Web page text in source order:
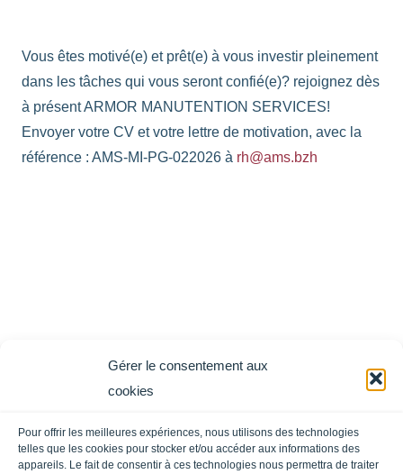
Gérer le consentement aux
cookies
Pour offrir les meilleures expériences, nous utilisons des technologies
telles que les cookies pour stocker et/ou accéder aux informations des
appareils. Le fait de consentir à ces technologies nous permettra de traiter
Vous êtes motivé(e) et prêt(e) à vous investir pleinement
dans les tâches qui vous seront confié(e)? rejoignez dès
à présent ARMOR MANUTENTION SERVICES!
Envoyer votre CV et votre lettre de motivation, avec la
référence : AMS-MI-PG-022026 à rh@ams.bzh